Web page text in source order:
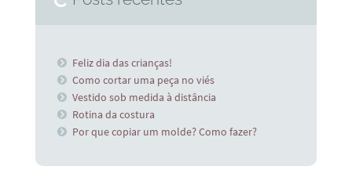
Feliz dia das crianças!
Como cortar uma peça no viés
Vestido sob medida à distância
Rotina da costura
Por que copiar um molde? Como fazer?